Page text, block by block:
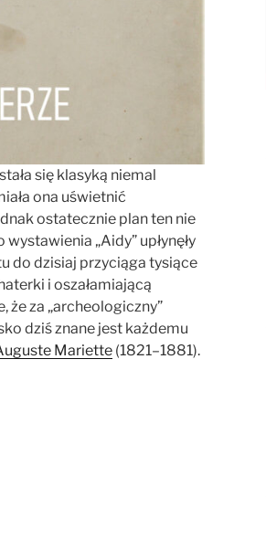
się klasyką niemal
ona uświetnić
ostatecznie plan ten nie
„Aidy” upłynęły
do dzisiaj przyciąga tysiące
i oszałamiającą
że za „archeologiczny”
dziś znane jest każdemu
Mariette (1821–1881).